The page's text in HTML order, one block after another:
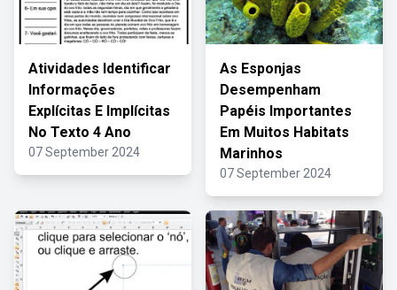
Atividades Identificar
Informações
Explícitas E Implícitas
No Texto 4 Ano
07 September 2024
As Esponjas
Desempenham
Papéis Importantes
Em Muitos Habitats
Marinhos
07 September 2024